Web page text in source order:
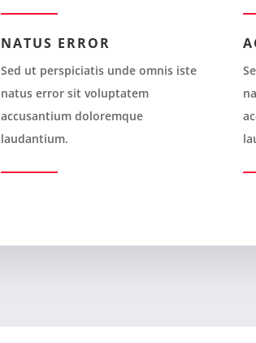
NATUS ERROR
Sed ut perspiciatis unde omnis iste
natus error sit voluptatem
accusantium doloremque
laudantium.